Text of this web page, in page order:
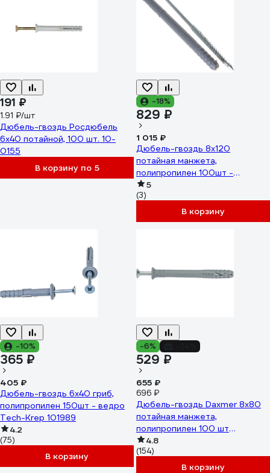
191 ₽
1.91 ₽/шт
Дюбель-гвоздь Росдюбель
6x40 потайной, 100 шт. 10-
0155
В корзину по 5
-18%
829 ₽
1 015 ₽
Дюбель-гвоздь 8х120
потайная манжета,
полипропилен 100шт -
коробка Tech-Krep SM-L
117984
5
(3)
В корзину
-10%
365 ₽
405 ₽
Дюбель-гвоздь 6х40 гриб,
полипропилен 150шт - ведро
Tech-Krep 101989
4.2
(75)
В корзину
-6%
529 ₽
655 ₽
696 ₽
Дюбель-гвоздь Daxmer 8х80
потайная манжета,
полипропилен 100 шт
00000334519
4.8
(154)
В корзину